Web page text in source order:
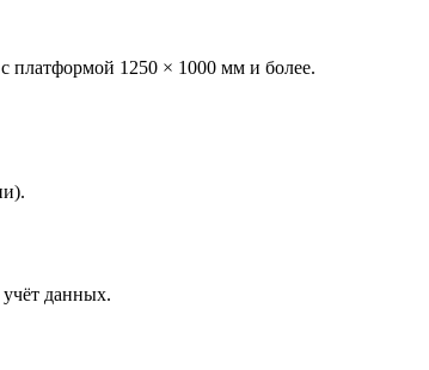
платформой 1250 × 1000 мм и более.
данных.